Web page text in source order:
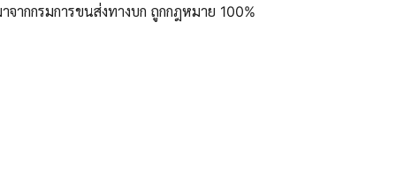
ากกรมการขนส่งทางบก ถูกกฎหมาย 100%